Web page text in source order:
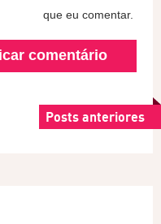
que eu comentar.
Posts anteriores